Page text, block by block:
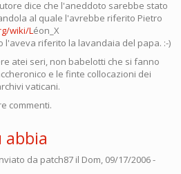
dice che l'aneddoto sarebbe stato
al quale l'avrebbe riferito Pietro
wiki/Léon_X
l'aveva riferito la lavandaia del papa. :-)
atei seri, non babelotti che si fanno
e le finte collocazioni dei
vaticani.
commenti.
abbia
da patch87 il Dom, 09/17/2006 -